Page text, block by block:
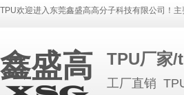
TPU欢迎进入东莞鑫盛高高分子科技有限公司！主
鑫盛高 TPU厂家/
工厂直销